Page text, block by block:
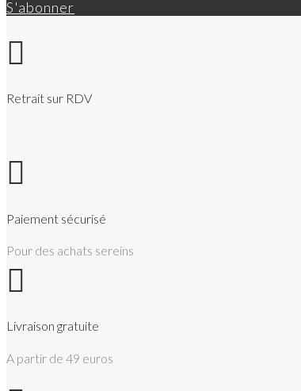
S'abonner

Retrait sur RDV

Paiement sécurisé
Pour des achats sereins

Livraison gratuite
A partir de 49 euros